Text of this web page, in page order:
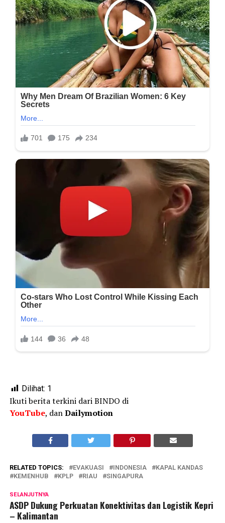
Dilihat: 1
Ikuti berita terkini dari BINDO di
YouTube, danDailymotion
RELATED TOPICS: EVAKUASI INDONESIA
KAPAL KANDAS
KEMENHUB
KPLP RIAU SINGAPURA
SELANJUTNYA
ASDP Dukung Perkuatan Konektivitas dan Logistik Kepri
– Kalimantan